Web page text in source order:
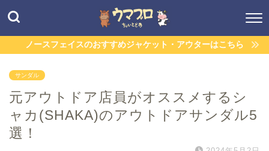
ノースフェイスのおすすめジャケット・アウターはこちら
サンダル
元アウトドア店員がオススメするシ
ャカ(SHAKA)のアウトドアサンダル5
選！